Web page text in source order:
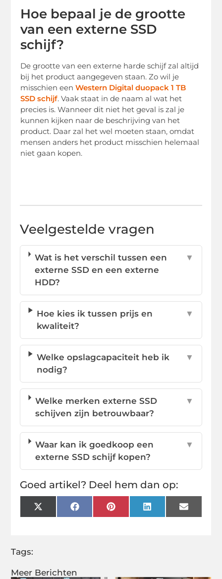
Meer Berichten
Hoe bepaal je de grootte
van een externe SSD
schijf?
De grootte van een externe harde schijf zal altijd
bij het product aangegeven staan. Zo wil je
misschien eenWestern Digital duopack 1 TB
SSD schijf. Vaak staat in de naam al wat het
precies is. Wanneer dit niet het geval is zal je
kunnen kijken naar de beschrijving van het
product. Daar zal het wel moeten staan, omdat
mensen anders het product misschien helemaal
niet gaan kopen.
Veelgestelde vragen
Wat is het verschil tussen een
externe SSD en een externe
HDD?
▼
Hoe kies ik tussen prijs en
kwaliteit?
▼
Welke opslagcapaciteit heb ik
nodig?
▼
Welke merken externe SSD
schijven zijn betrouwbaar?
▼
Waar kan ik goedkoop een
externe SSD schijf kopen?
▼
Goed artikel? Deel hem dan op:
X
(Twitter)
FacebookPinterestLinkedInEmail
Tags: